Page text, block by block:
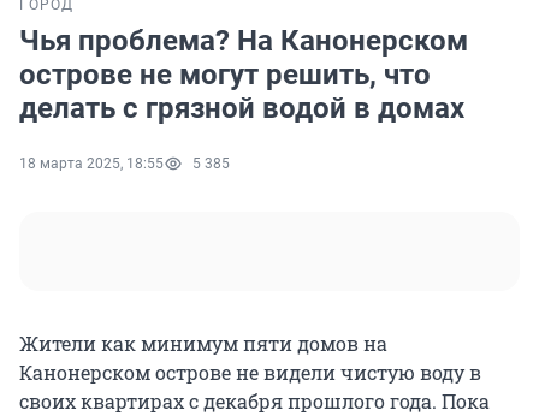
ГОРОД
Чья проблема? На Канонерском
острове не могут решить, что
делать с грязной водой в домах
18 марта 2025, 18:55 5 385
Жители как минимум пяти домов на
Канонерском острове не видели чистую воду в
своих квартирах с декабря прошлого года. Пока